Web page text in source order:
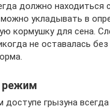
должно находиться
укладывать в
кормушку для сена.
не оставалась без
режим
доступе грызуна